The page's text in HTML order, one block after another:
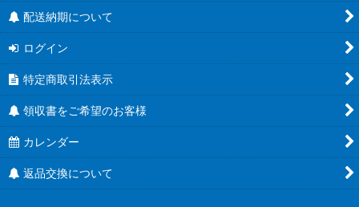
配送納期について
ログイン
特定商取引法表示
領収書をご希望のお客様
カレンダー
返品交換について